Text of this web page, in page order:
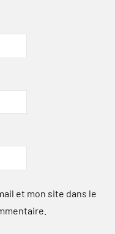
et mon site dans le